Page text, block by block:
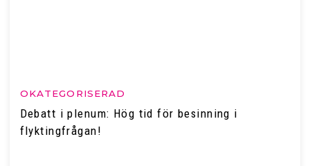
OKATEGORISERAD
Debatt i plenum: Hög tid för besinning i
flyktingfrågan!